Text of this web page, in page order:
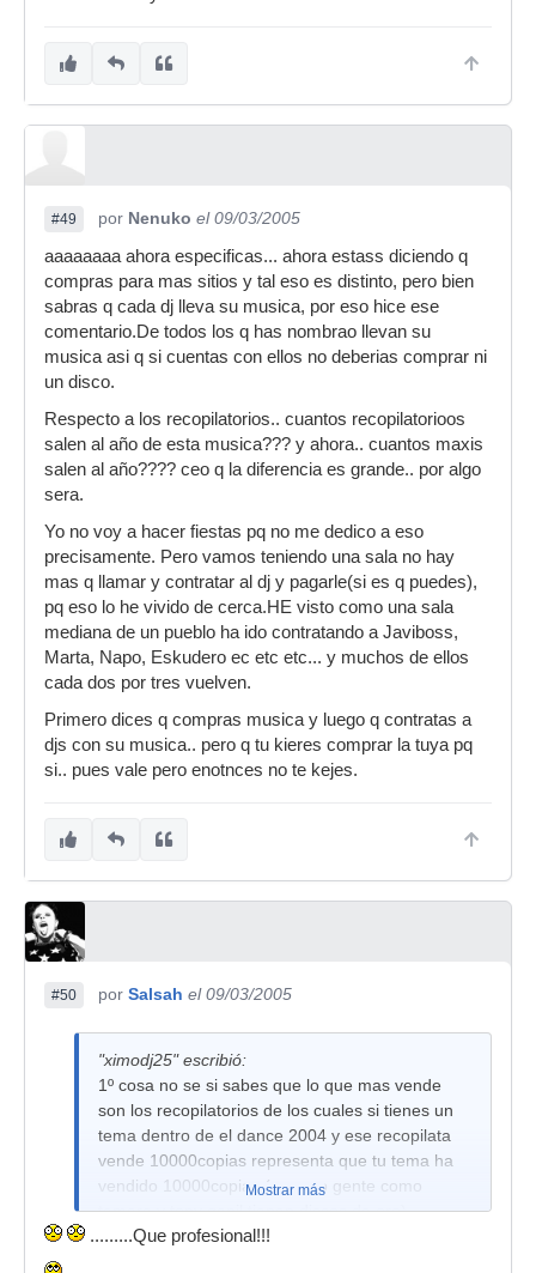
#49 por Nenuko el 09/03/2005
aaaaaaaa ahora especificas... ahora estass diciendo q
compras para mas sitios y tal eso es distinto, pero bien
sabras q cada dj lleva su musica, por eso hice ese
comentario.De todos los q has nombrao llevan su
musica asi q si cuentas con ellos no deberias comprar ni
un disco.
Respecto a los recopilatorios.. cuantos recopilatorioos
salen al año de esta musica??? y ahora.. cuantos maxis
salen al año???? ceo q la diferencia es grande.. por algo
sera.
Yo no voy a hacer fiestas pq no me dedico a eso
precisamente. Pero vamos teniendo una sala no hay
mas q llamar y contratar al dj y pagarle(si es q puedes),
pq eso lo he vivido de cerca.HE visto como una sala
mediana de un pueblo ha ido contratando a Javiboss,
Marta, Napo, Eskudero ec etc etc... y muchos de ellos
cada dos por tres vuelven.
Primero dices q compras musica y luego q contratas a
djs con su musica.. pero q tu kieres comprar la tuya pq
si.. pues vale pero enotnces no te kejes.
#50 por Salsah el 09/03/2005
"ximodj25" escribió:
1º cosa no se si sabes que lo que mas vende
son los recopilatorios de los cuales si tienes un
tema dentro de el dance 2004 y ese recopilata
vende 10000copias representa que tu tema ha
vendido 10000copias (por eso gente como
tamara y tony genil tienen discos de oro)
2ºTu que vas a saber de llevar una disco y la
Mostrar más
.........Que profesional!!!